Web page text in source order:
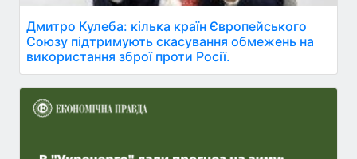
Дмитро Кулеба: кілька країн Європейського
Союзу підтримують скасування обмежень на
використання зброї проти Росії.